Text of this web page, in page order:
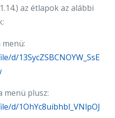
az étlapok az alábbi
d/13SycZSBCNOYW_SsE
menü plusz:
d/1OhYc8uibhbl_VNlpOJ